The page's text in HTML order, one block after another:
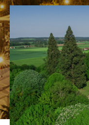
Type de bien
Ville
Budget
Budget
Surface